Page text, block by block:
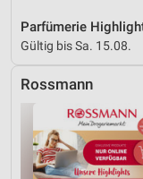
Parfümerie
Gültig bis Sa. 15.08.
Rossmann
Messung der
Analyse von
Kombinationen
Quellen